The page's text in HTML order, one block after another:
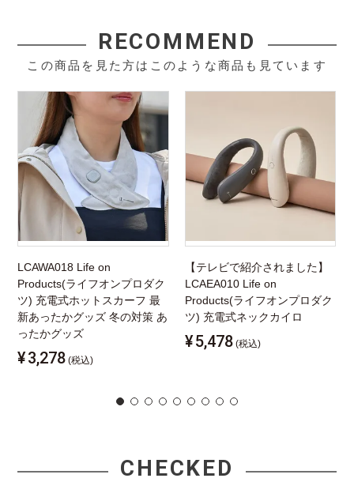
RECOMMEND
この商品を見た方はこのような商品も見ています
LCAWA018 Life on
Products(ライフオンプロダク
ツ) 充電式ホットスカーフ 最
新あったかグッズ 冬の対策 あ
ったかグッズ
¥3,278 (税込)
【テレビで紹介されました】
LCAEA010 Life on
Products(ライフオンプロダク
ツ) 充電式ネックカイロ
¥5,478 (税込)
CHECKED